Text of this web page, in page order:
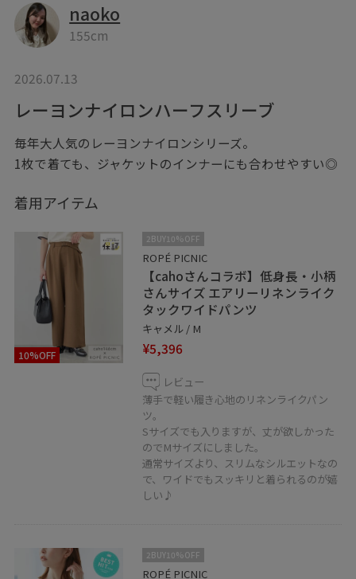
naoko
155cm
2026.07.13
レーヨンナイロンハーフスリーブ
毎年大人気のレーヨンナイロンシリーズ。
1枚で着ても、ジャケットのインナーにも合わせやすい◎
着用アイテム
10%OFF
2BUY10%OFF
ROPÉ PICNIC
【cahoさんコラボ】低身長・小柄
さんサイズ エアリーリネンライク
タックワイドパンツ
キャメル / M
¥5,396
レビュー
薄手で軽い履き心地のリネンライクパン
ツ。
Sサイズでも入りますが、丈が欲しかった
のでMサイズにしました。
通常サイズより、スリムなシルエットなの
で、ワイドでもスッキリと着られるのが嬉
しい♪
2BUY10%OFF
ROPÉ PICNIC